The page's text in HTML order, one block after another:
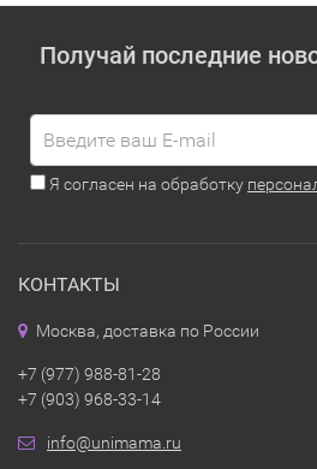
Получай последние
Я согласен на обработку
КОНТАКТЫ
Москва, доставка по России
+7 (977) 988-81-28
+7 (903) 968-33-14
info@unimama.ru